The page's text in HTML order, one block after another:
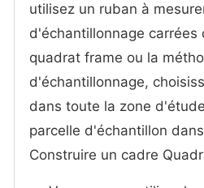
utilisez un ruban à
d'échantillonnage
quadrat frame ou la
d'échantillonnage,
dans toute la zone
parcelle d'échantillon
Construire un cadre